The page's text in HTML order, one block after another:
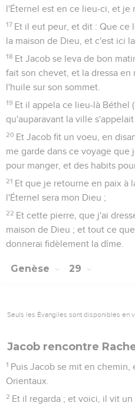
l'Éternel est en ce lieu-ci, et je
17 Et il eut peur, et dit : Que ce
la maison de Dieu, et c'est ici
18 Et Jacob se leva de bon
fait son chevet, et la dressa
l'huile sur son sommet.
19 Et il appela ce lieu-là Béthel
qu'auparavant la ville s'appelait
20 Et Jacob fit un voeu, en
me garde dans ce voyage que
pour manger, et des habits
21 Et que je retourne en paix à
l'Éternel sera mon Dieu ;
22 Et cette pierre, que j'ai
maison de Dieu ; et tout ce
donnerai fidèlement la dîme.
Genèse 29
Seuls les Évangiles sont disponibles en
Jacob rencontre
1 Puis Jacob se mit en chemin,
Orientaux.
2 Et il regarda ; et voici, il vit